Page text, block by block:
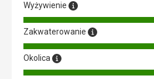
pomocą Google Translate
Wyżywienie
Zakwaterowanie
Okolica